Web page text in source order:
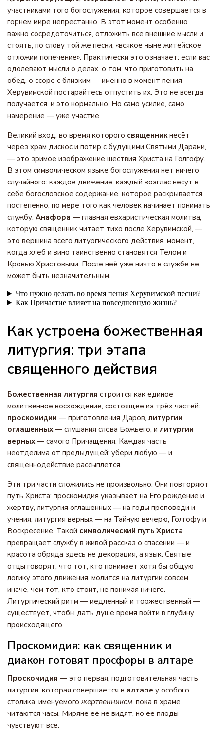
участниками того богослужения, которое совершается в
горнем мире непрестанно. В этот момент особенно
важно сосредоточиться, отложить все внешние мысли и
стоять, по слову той же песни, «всякое ныне житейское
отложим попечение». Практически это означает: если вас
одолевают мысли о делах, о том, что приготовить на
обед, о ссоре с близким — именно в момент пения
Херувимской постарайтесь отпустить их. Это не всегда
получается, и это нормально. Но само усилие, само
намерение — уже участие.
Великий вход, во время которого священникнесёт
через храм дискос и потир с будущими Святыми Дарами,
— это зримое изображение шествия Христа на Голгофу.
В этом символическом языке богослужения нет ничего
случайного: каждое движение, каждый возглас несут в
себе богословское содержание, которое раскрывается
постепенно, по мере того как человек начинает понимать
службу. Анафора — главная евхаристическая молитва,
которую священник читает тихо после Херувимской, —
это вершина всего литургического действия, момент,
когда хлеб и вино таинственно становятся Телом и
Кровью Христовыми. После неё уже ничто в службе не
может быть незначительным.
Что нужно делать во время пения Херувимской песни?
Как Причастие влияет на повседневную жизнь?
Как устроена божественная
литургия: три этапа
священного действия
Божественная литургия строится как единое
молитвенное восхождение, состоящее из трёх частей:
проскомидии — приготовления Даров, литургии
оглашенных — слушания слова Божьего, и литургии
верных — самого Причащения. Каждая часть
неотделима от предыдущей: убери любую — и
священнодействие рассыплется.
Эти три части сложились не произвольно. Они повторяют
путь Христа: проскомидия указывает на Его рождение и
жертву, литургия оглашенных — на годы проповеди и
учения, литургия верных — на Тайную вечерю, Голгофу и
Воскресение. Такой символический путь Христа
превращает службу в живой рассказ о спасении — и
красота обряда здесь не декорация, а язык. Святые
отцы говорят, что тот, кто понимает хотя бы общую
логику этого движения, молится на литургии совсем
иначе, чем тот, кто стоит, не понимая ничего.
Литургический ритм — медленный и торжественный —
существует, чтобы дать душе время войти в глубину
происходящего.
Проскомидия: как священник и
диакон готовят просфоры в алтаре
Проскомидия — это первая, подготовительная часть
литургии, которая совершается в алтаре у особого
столика, именуемогожертвенником, пока в храме
читаются часы. Миряне её не видят, но её плоды
чувствуют все.